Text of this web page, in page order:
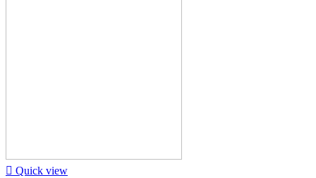
 Quick view